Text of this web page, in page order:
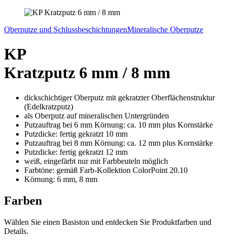
Oberputze und SchlussbeschichtungenMineralische Oberputze
KP
Kratzputz 6 mm / 8 mm
dickschichtiger Oberputz mit gekratzter Oberflächenstruktur
(Edelkratzputz)
als Oberputz auf mineralischen Untergründen
Putzauftrag bei 6 mm Körnung: ca. 10 mm plus Kornstärke
Putzdicke: fertig gekratzt 10 mm
Putzauftrag bei 8 mm Körnung: ca. 12 mm plus Kornstärke
Putzdicke: fertig gekratzt 12 mm
weiß, eingefärbt nur mit Farbbeuteln möglich
Farbtöne: gemäß Farb-Kollektion ColorPoint 20.10
Körnung: 6 mm, 8 mm
Farben
Wählen Sie einen Basiston und entdecken Sie Produktfarben und
Details.